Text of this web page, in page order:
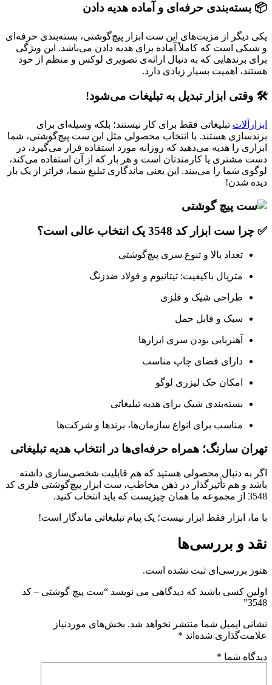
📦 بسته‌بندی حرفه‌ای و آماده هدیه دادن
یکی دیگر از مزیت‌های این ست ابزار پیچ‌گوشتی، بسته‌بندی حرفه‌ای
و شیکی است که کاملاً آماده برای هدیه دادن می‌باشد. این ویژگی
برای برندهایی که به دنبال ارائه‌ی تصویری لوکس و منظم از خود
هستند، اهمیت بسیار زیادی دارد.
🛠️ وقتی ابزار تبدیل به تبلیغات می‌شود!
ابزارآلات تبلیغاتی فقط برای کار نیستند؛ بلکه وسیله‌ای برای
برندسازی هستند. با انتخاب محصولی مثل این ست پیچ‌گوشتی، شما
ابزاری را هدیه می‌دهید که روزانه مورد استفاده قرار می‌گیرد، در
دست مشتری یا کارمندتان است و هر بار که از آن استفاده می‌کند،
لوگوی شما را می‌بیند. این یعنی ماندگاری تبلیغ شما، فراتر از یک بار
دیده شدن!
✅ چرا ست ابزار کد 3548 یک انتخاب عالی است؟
تعداد بالا و تنوع سری پیچ‌گوشتی
متریال باکیفیت: تیتانیوم و فولاد ضدزنگ
طراحی شیک و فلزی
سبک و قابل حمل
آهنربایی بودن سری ابزارها
دارای فضای چاپ مناسب
امکان حک لیزری لوگو
بسته‌بندی شیک برای هدیه تبلیغاتی
مناسب برای انواع سازمان‌ها، برندها و شرکت‌ها
تهران سارنگ؛ همراه حرفه‌ای‌ها در انتخاب هدیه تبلیغاتی
اگر به دنبال محصولی هستید که هم قابلیت شخصی‌سازی داشته
باشد و هم تأثیرگذار در ذهن مخاطب، ست ابزار پیچ‌گوشتی فلزی کد
3548 از مجموعه ما همان چیزیست که باید انتخاب کنید.
با ما، ابزار فقط ابزار نیست؛ یک پیام تبلیغاتی ماندگار است!
نقد و بررسی‌ها
هنوز بررسی‌ای ثبت نشده است.
اولین کسی باشید که دیدگاهی می نویسد “ست پیچ گوشتی – کد
3548”
نشانی ایمیل شما منتشر نخواهد شد. بخش‌های موردنیاز
علامت‌گذاری شده‌اند *
دیدگاه شما *